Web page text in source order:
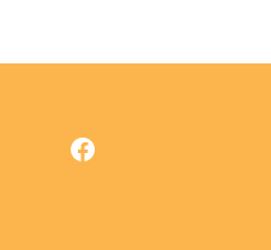
Facebook